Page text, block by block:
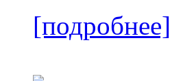
[подробнее]